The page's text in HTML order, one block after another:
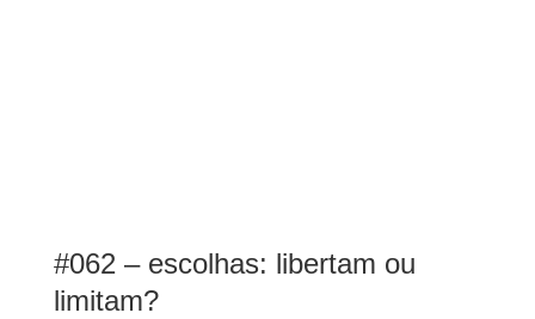
#062 – escolhas: libertam ou
limitam?